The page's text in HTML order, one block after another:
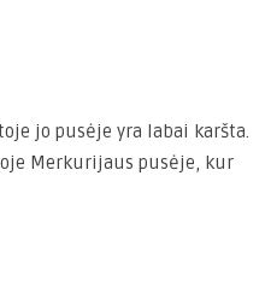
jo pusėje yra labai karšta.
Merkurijaus pusėje, kur